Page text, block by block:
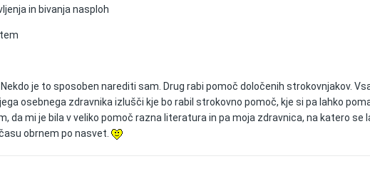
in bivanja nasploh
je to sposoben narediti sam. Drug rabi pomoč določenih strokovnjakov.
osebnega zdravnika izlušči kje bo rabil strokovno pomoč, kje si pa lahko
da mi je bila v veliko pomoč razna literatura in pa moja zdravnica, na katero se
obrnem po nasvet.